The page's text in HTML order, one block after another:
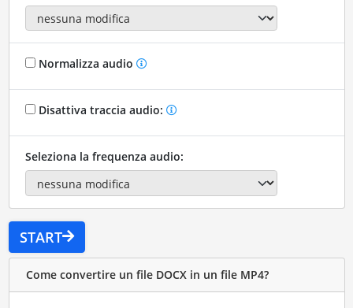
Normalizza audio
Disattiva traccia audio:
Seleziona la frequenza audio:
START
Come convertire un file DOCX in un file MP4?